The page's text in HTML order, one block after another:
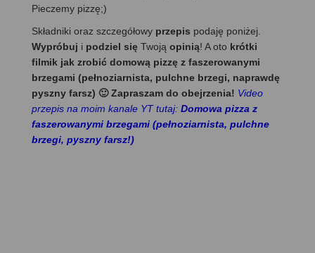
Pieczemy pizzę;)
Składniki oraz szczegółowy przepis podaję poniżej.
Wypróbuj i podziel się Twoją opinią! A oto krótki
filmik jak zrobić domową pizzę z faszerowanymi
brzegami (pełnoziarnista, pulchne brzegi, naprawdę
pyszny farsz) 🙂 Zapraszam do obejrzenia! Video
przepis na moim kanale YT tutaj: Domowa pizza z
faszerowanymi brzegami (pełnoziarnista, pulchne
brzegi, pyszny farsz!)